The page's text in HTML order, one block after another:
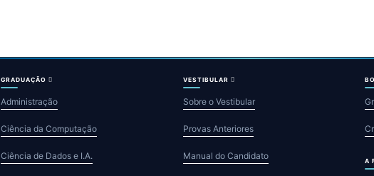
GRADUAÇÃO
Administração
Ciência da Computação
Ciência de Dados e I.A.
VESTIBULAR
Sobre o Vestibular
Provas Anteriores
Manual do Candidato
A